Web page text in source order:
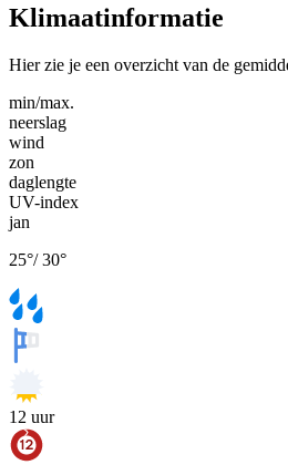
Klimaatinformatie
Hier zie je een overzicht van de
min/max.
neerslag
wind
zon
daglengte
UV-index
jan
25°/30°
12 uur